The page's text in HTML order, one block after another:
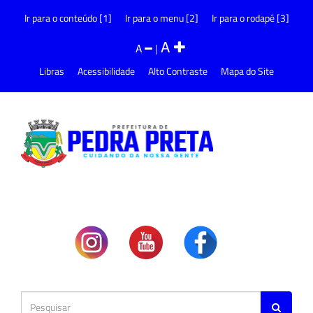
Ir para o conteúdo [1] Ir para o menu [2] Ir para o rodapé [3]
A |A
Libras Acessibilidade Alto Contraste Mapa do Site